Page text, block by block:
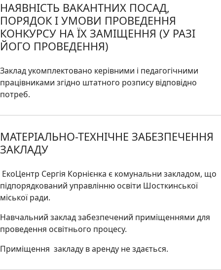
НАЯВНІСТЬ ВАКАНТНИХ ПОСАД,
ПОРЯДОК І УМОВИ ПРОВЕДЕННЯ
КОНКУРСУ НА ЇХ ЗАМІЩЕННЯ (У РАЗІ
ЙОГО ПРОВЕДЕННЯ)
Заклад укомплектовано керівними і педагогічними
працівниками згідно штатного розпису відповідно
потреб.
МАТЕРІАЛЬНО-ТЕХНІЧНЕ ЗАБЕЗПЕЧЕННЯ
ЗАКЛАДУ
ЕкоЦентр Сергія Корнієнка є комунальни закладом, що
підпорядкований управлінню освіти Шосткинської
міської ради.
Навчальний заклад забезпечений приміщеннями для
проведення освітнього процесу.
Приміщення закладу в аренду не здається.